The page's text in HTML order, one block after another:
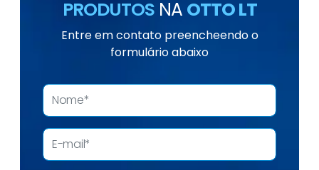
PRODUTOSNA OTTO LT
Entre em contato preencheendo o
formulário abaixo